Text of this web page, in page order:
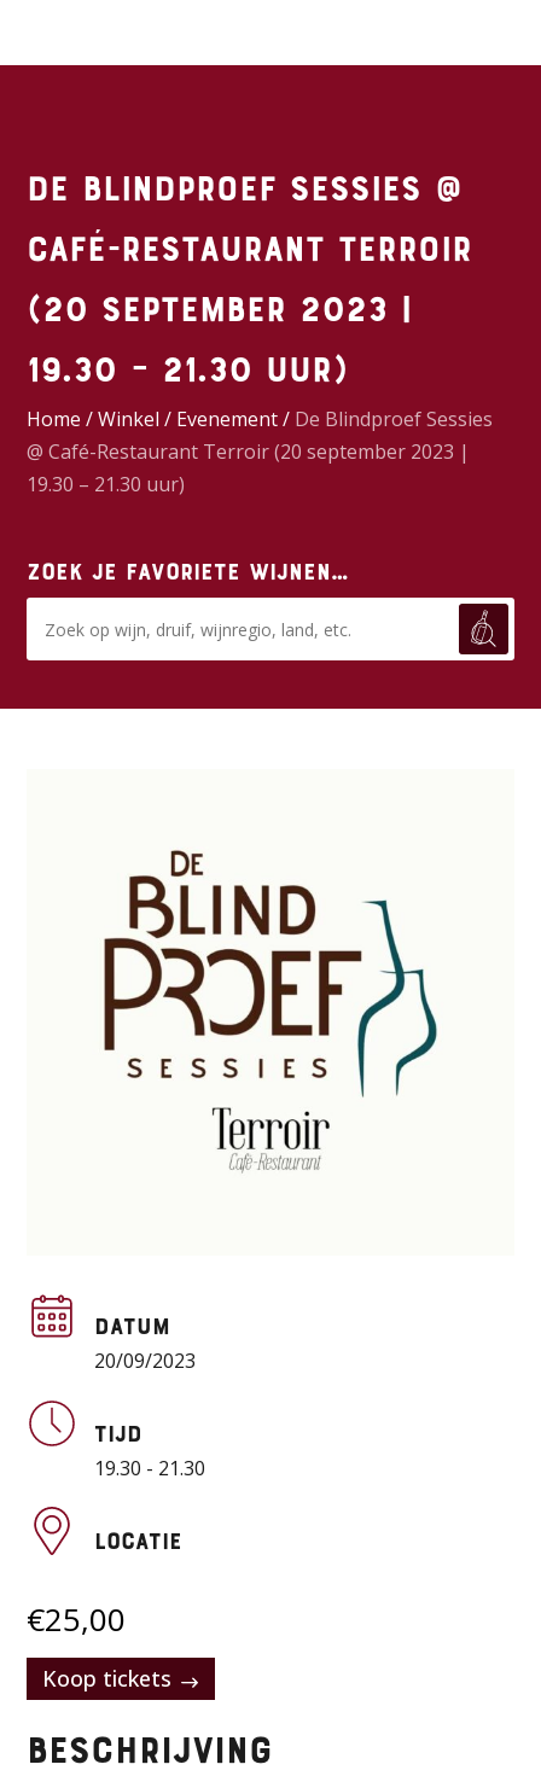
De Blindproef Sessies @
Café-Restaurant Terroir
(20 september 2023 |
19.30 – 21.30 uur)
Home /Winkel / Evenement/ De Blindproef Sessies
@ Café-Restaurant Terroir (20 september 2023 |
19.30 – 21.30 uur)
Zoek je favoriete wijnen…
Datum
20/09/2023
Tijd
19.30 - 21.30
Locatie
€25,00
Koop tickets
Beschrijving